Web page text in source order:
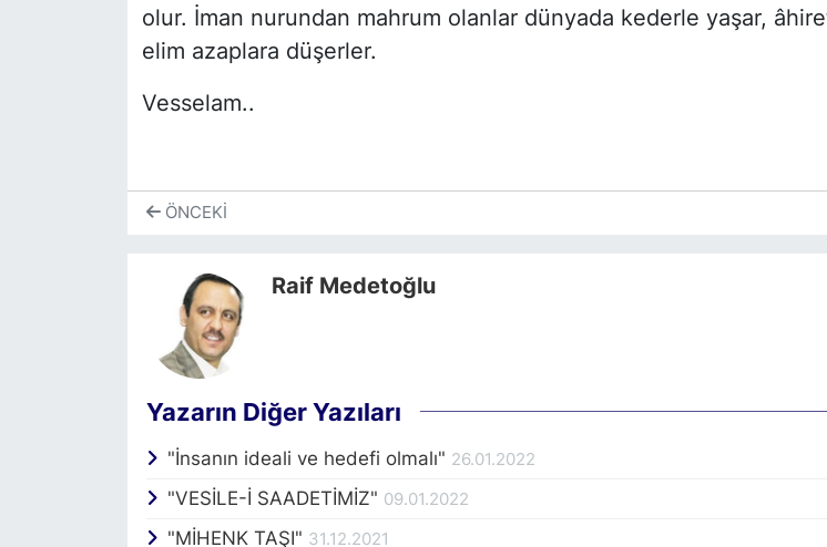
olur. İman nurundan mahrum olanlar dünyada kederle yaşar,
elim azaplara düşerler.
Vesselam..
ÖNCEKI
Raif Medetoğlu
Yazarın Diğer Yazıları
"İnsanın ideali ve hedefi olmalı" 26.01.2022
"VESİLE-İ SAADETİMİZ" 09.01.2022
"MİHENK TAŞI" 31.12.2021